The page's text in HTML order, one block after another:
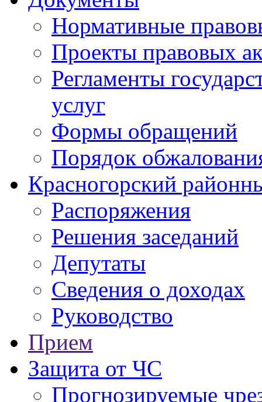
Нормативные
Проекты правовых
Регламенты
услуг
Формы обращений
Порядок
Красногорский
Распоряжения
Решения заседаний
Депутаты
Сведения о доходах
Руководство
Прием
Защита от ЧС
Прогнозируемые